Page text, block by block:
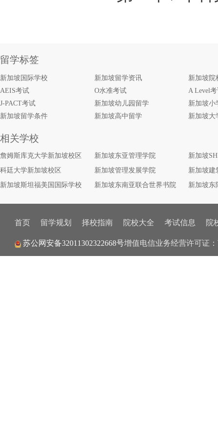
留学标签
新加坡国际学校 新加坡留学资讯
新加坡院
AEIS考试
O水准考试
A Level
J-PACT考试
新加坡幼儿园留学
新加坡小
新加坡留学条件
新加坡高中留学 新加坡大
相关学校
詹姆斯库克大学新加坡校区 新加坡东亚管理学院
新加坡
科廷大学新加坡校区
新加坡管理发展学院
新加坡建
新加坡斯坦福美国国际学校
新加坡东南亚联合世界书院 新加坡东
首页 留学规划 择校指南 院校大全 考试信息 院
苏公网安备32011302322668号增值电信业务经营许可证：